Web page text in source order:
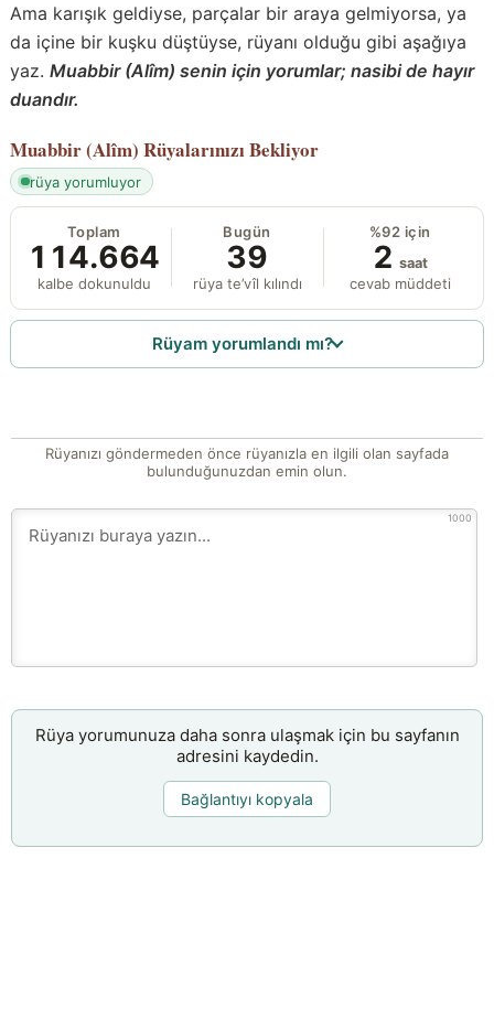
Ama karışık geldiyse, parçalar bir araya gelmiyorsa, ya
da içine bir kuşku düştüyse, rüyanı olduğu gibi aşağıya
yaz. Muabbir (Alîm) senin için yorumlar; nasibi de hayır
duandır.
Muabbir (Alîm) Rüyalarınızı Bekliyor
rüya yorumluyor
Toplam
114.664
kalbe dokunuldu
Bugün
39
rüya te’vîl kılındı
%92 için
2 saat
cevab müddeti
Rüyam yorumlandı mı?
Rüyanızı göndermeden önce rüyanızla en ilgili olan sayfada
bulunduğunuzdan emin olun.
1000
Rüya yorumunuza daha sonra ulaşmak için bu sayfanın
adresini kaydedin.
Bağlantıyı kopyala